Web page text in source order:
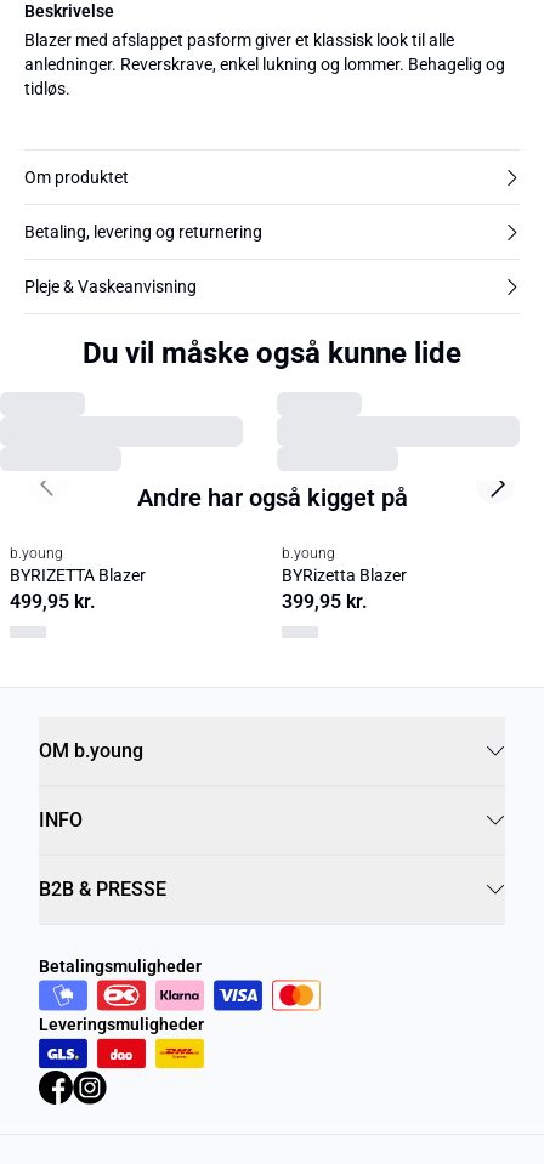
Beskrivelse
Blazer med afslappet pasform giver et klassisk look til alle
anledninger. Reverskrave, enkel lukning og lommer. Behagelig og
tidløs.
Om produktet
Betaling, levering og returnering
Pleje & Vaskeanvisning
Du vil måske også kunne lide
Previous slide
Andre har også kigget på
b.young
BYRIZETTA Blazer
b.young
BYRizetta Blazer
Betalingsmuligheder
Leveringsmuligheder